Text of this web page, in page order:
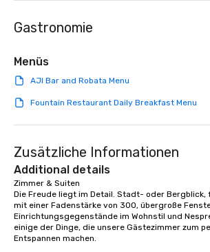
dining experience melded into one,
meeting events, from conferences to
Dining When meeting planners book a
corporate group event through Lip
group is assured a top-notch dining
signature dishes at each restaurant.
Our affordable tours are priced per
person with tax and gratuities
included. The only thing not included
are drinks. However, a beverage
package upgrade is available, which
provides guests a signature cocktail
Gastronomie
Menüs
AJI Bar and Robata Menu
Fountain Restaurant Daily Breakfast Menu
Zusätzliche Informationen
Additional details
Zimmer & Suiten
Die Freude liegt im Detail. Stadt- oder
mit einer Fadenstärke von 300, übergroße
Einrichtungsgegenstände im Wohnstil und
einige der Dinge, die unsere Gästezimmer zum
Entspannen machen.